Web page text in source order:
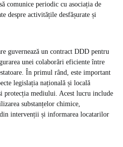
comunice periodic cu asociația de
despre activitățile desfășurate și
guvernează un contract DDD pentru
unei colaborări eficiente între
În primul rând, este important
legislația națională și locală
protecția mediului. Acest lucru include
substanțelor chimice,
intervenții și informarea locatarilor